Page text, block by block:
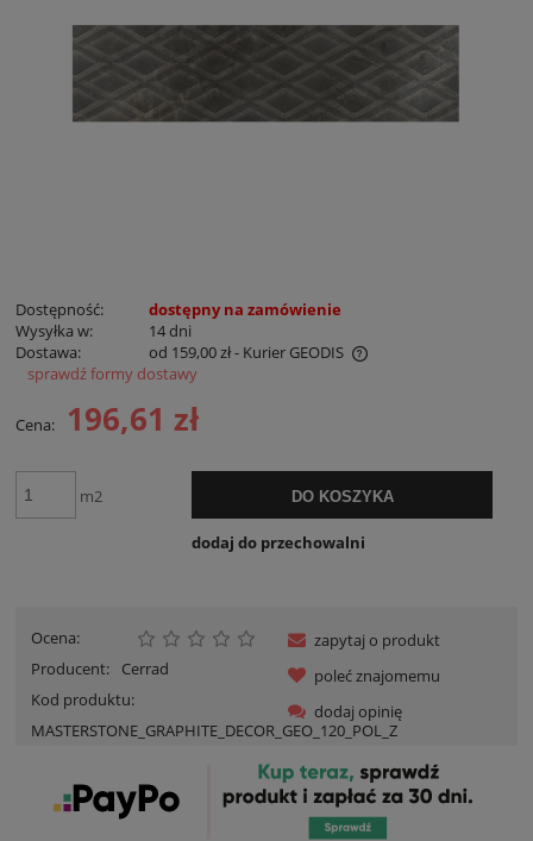
Dostępność:
dostępny na zamówienie
Wysyłka w:
14 dni
Dostawa:
od 159,00 zł- Kurier GEODIS
Cena nie zawiera ewentualnych kosztów płatności
sprawdź formy dostawy
Cena: 196,61 zł
m2 DO KOSZYKA
dodaj do przechowalni
Ocena:
Producent:
Cerrad
Kod produktu:
MASTERSTONE_GRAPHITE_DECOR_GEO_120_POL_Z
zapytaj o produkt
poleć znajomemu
dodaj opinię